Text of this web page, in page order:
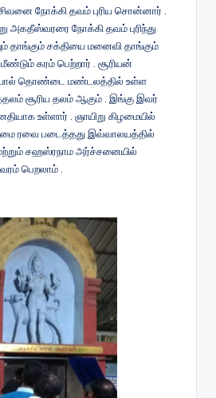
நோக்கி தவம் புரிய சொன்னார் .
அகதீஸ்வரரை நோக்கி தவம் புரிந்து
தாங்கும் சக்தியை மனைவி தாங்கும்
கரம் பெற்றார் . சூரியன்
தொண்டை மண்டலத்தில் உள்ள
சூரிய தலம் ஆகும் . இங்கு இவர்
உள்ளார் . ஞாயிறு கிழமையில்
ரவை படைத்தது இவ்வாலயத்தில்
சஹஸ்ரநாம அர்ச்சனையில்
பெறலாம் .